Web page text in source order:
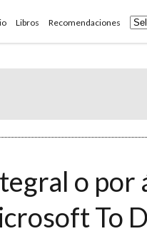
Libros Recomendaciones
o por
To